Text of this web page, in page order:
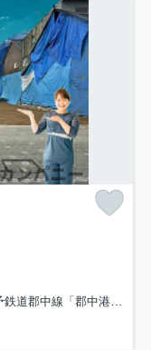
道郡中線「郡中港」駅 徒歩7分